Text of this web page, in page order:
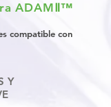
ADAMⅡ™
compatible con
Y